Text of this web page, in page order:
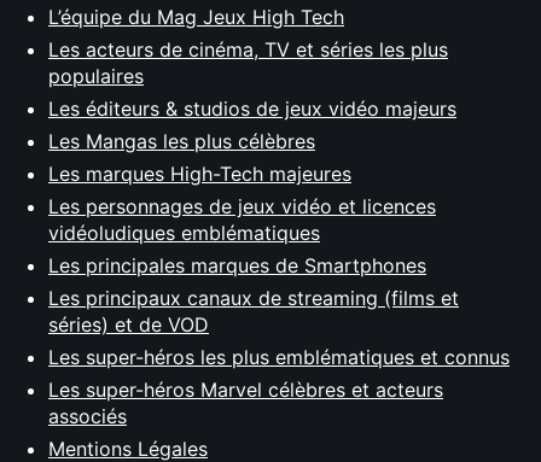
L’équipe du Mag Jeux High Tech
Les acteurs de cinéma, TV et séries les plus
populaires
Les éditeurs & studios de jeux vidéo majeurs
Les Mangas les plus célèbres
Les marques High-Tech majeures
Les personnages de jeux vidéo et licences
vidéoludiques emblématiques
Les principales marques de Smartphones
Les principaux canaux de streaming (films et
séries) et de VOD
Les super-héros les plus emblématiques et connus
Les super-héros Marvel célèbres et acteurs
associés
Mentions Légales